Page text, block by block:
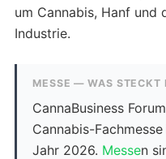
um Cannabis, Hanf und
Industrie.
MESSE — WAS STECKT
CannaBusiness
Cannabis-
Jahr 2026. Messen